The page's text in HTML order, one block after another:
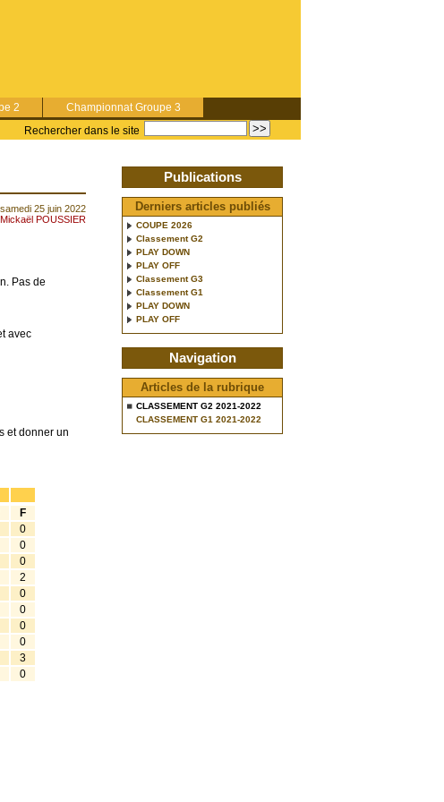
2
Championnat Groupe 3
Rechercher dans le site
samedi 25 juin 2022
Mickaël POUSSIER
Pas de
avec
et donner un
F
0
0
0
2
0
0
0
0
3
0
Publications
Derniers articles publiés
COUPE 2026
Classement G2
PLAY DOWN
PLAY OFF
Classement G3
Classement G1
PLAY DOWN
PLAY OFF
Navigation
Articles de la rubrique
CLASSEMENT G2 2021-2022
CLASSEMENT G1 2021-2022